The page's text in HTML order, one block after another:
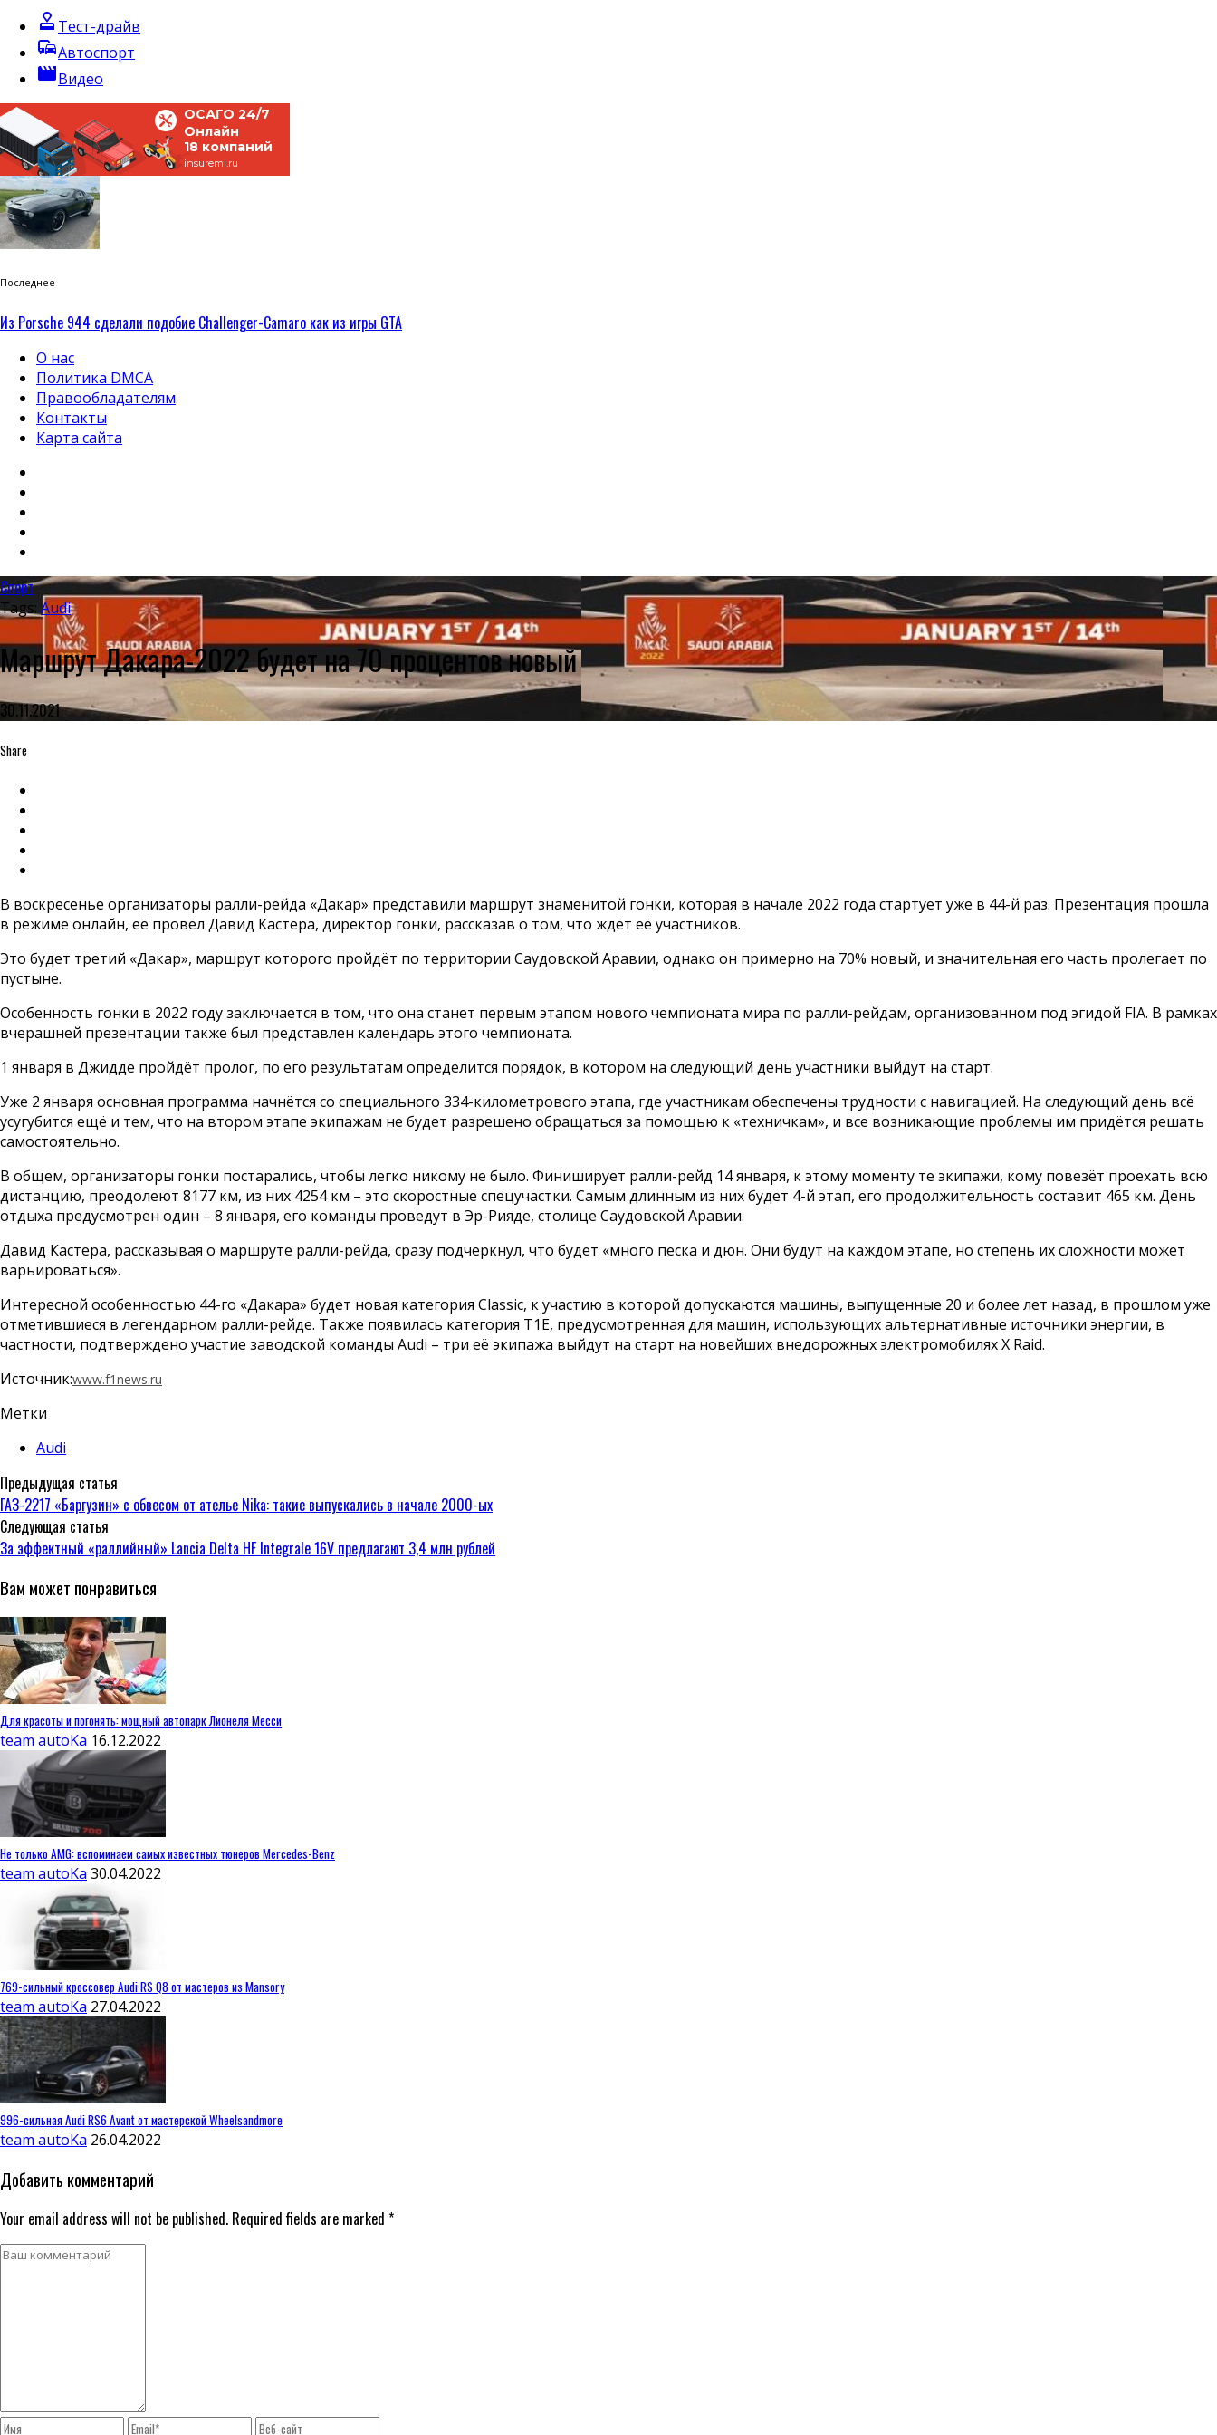
approval Тест-драйв
commuteАвтоспорт
movieВидео
ОСАГО 24/7
Онлайн
18 компаний
insuremi.ru
Последнее
Из Porsche 944 сделали подобие Challenger-Camaro как из игры GTA
О нас
Политика DMCA
Правообладателям
Контакты
Карта сайта
Спорт
Tags: Audi
Маршрут Дакара-2022 будет на 70 процентов новый
30.11.2021
Share
В воскресенье организаторы ралли-рейда «Дакар» представили маршрут знаменитой гонки, которая в начале 2022 года стартует уже в 44-й раз. Презентация прошла
в режиме онлайн, её провёл Давид Кастера, директор гонки, рассказав о том, что ждёт её участников.
Это будет третий «Дакар», маршрут которого пройдёт по территории Саудовской Аравии, однако он примерно на 70% новый, и значительная его часть пролегает по
пустыне.
Особенность гонки в 2022 году заключается в том, что она станет первым этапом нового чемпионата мира по ралли-рейдам, организованном под эгидой FIA. В рамках
вчерашней презентации также был представлен календарь этого чемпионата.
1 января в Джидде пройдёт пролог, по его результатам определится порядок, в котором на следующий день участники выйдут на старт.
Уже 2 января основная программа начнётся со специального 334-километрового этапа, где участникам обеспечены трудности с навигацией. На следующий день всё
усугубится ещё и тем, что на втором этапе экипажам не будет разрешено обращаться за помощью к «техничкам», и все возникающие проблемы им придётся решать
самостоятельно.
В общем, организаторы гонки постарались, чтобы легко никому не было. Финиширует ралли-рейд 14 января, к этому моменту те экипажи, кому повезёт проехать всю
дистанцию, преодолеют 8177 км, из них 4254 км – это скоростные спецучастки. Самым длинным из них будет 4-й этап, его продолжительность составит 465 км. День
отдыха предусмотрен один – 8 января, его команды проведут в Эр-Рияде, столице Саудовской Аравии.
Давид Кастера, рассказывая о маршруте ралли-рейда, сразу подчеркнул, что будет «много песка и дюн. Они будут на каждом этапе, но степень их сложности может
варьироваться».
Интересной особенностью 44-го «Дакара» будет новая категория Classic, к участию в которой допускаются машины, выпущенные 20 и более лет назад, в прошлом уже
отметившиеся в легендарном ралли-рейде. Также появилась категория T1E, предусмотренная для машин, использующих альтернативные источники энергии, в
частности, подтверждено участие заводской команды Audi – три её экипажа выйдут на старт на новейших внедорожных электромобилях X Raid.
Источник:www.f1news.ru
Метки
Audi
Предыдущая статья
ГАЗ-2217 «Баргузин» с обвесом от ателье Nika: такие выпускались в начале 2000-ых
Следующая статья
За эффектный «раллийный» Lancia Delta HF Integrale 16V предлагают 3,4 млн рублей
Вам может понравиться
Для красоты и погонять: мощный автопарк Лионеля Месси
team autoKa 16.12.2022
Не только AMG: вспоминаем самых известных тюнеров Mercedes-Benz
team autoKa 30.04.2022
769-сильный кроссовер Audi RS Q8 от мастеров из Mansory
team autoKa 27.04.2022
996-сильная Audi RS6 Avant от мастерской Wheelsandmore
team autoKa 26.04.2022
Добавить комментарий
Your email address will not be published. Required fields are marked *